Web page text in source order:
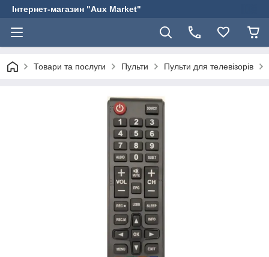
Інтернет-магазин "Aux Market"
Товари та послуги Пульти Пульти для телевізорів